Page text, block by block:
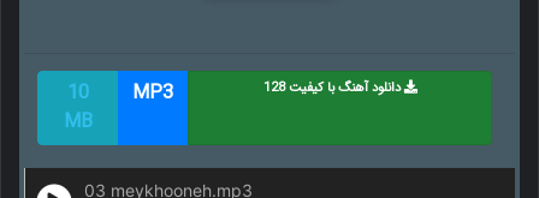
دانلود آهنگ با کیفیت 128 MP3
10
MB
03 meykhooneh.mp3